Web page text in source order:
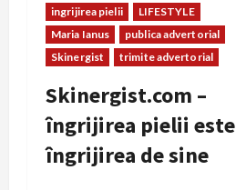
ingrijirea pielii
LIFESTYLE
Maria Ianus
publica advertorial
Skinergist
trimite advertorial
Skinergist.com –
îngrijirea pielii este
îngrijirea de sine